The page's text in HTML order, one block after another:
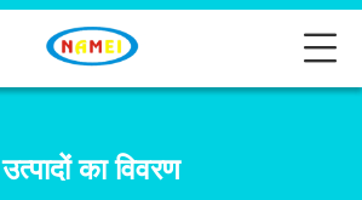
उत्पादों का विवरण